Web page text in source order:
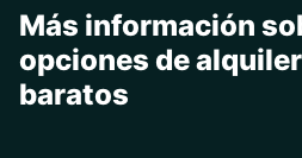
Más información
opciones de
baratos